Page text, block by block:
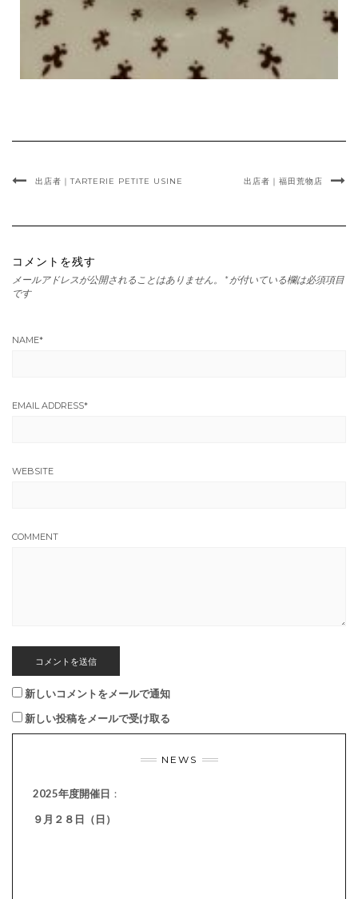
出店者｜TARTERIE PETITE USINE 出店者｜福田荒物店
コメントを残す
メールアドレスが公開されることはありません。 * が付いている欄は必須項目
です
NAME*
EMAIL ADDRESS*
WEBSITE
COMMENT
新しいコメントをメールで通知
新しい投稿をメールで受け取る
NEWS
2025年度開催日 ：
９月２８日（日）